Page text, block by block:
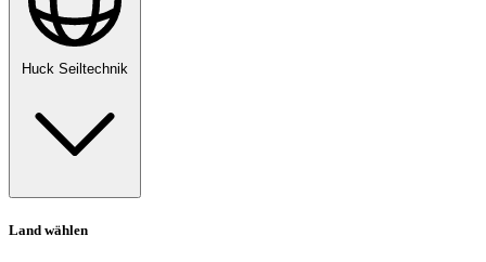
Huck Seiltechnik
Land wählen